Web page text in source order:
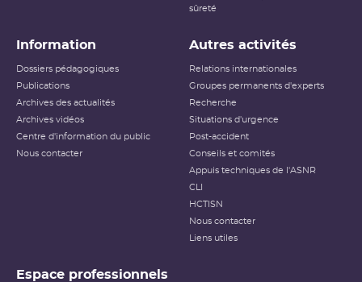
sûreté
Information
Dossiers pédagogiques
Publications
Archives des actualités
Archives vidéos
Centre d'information du public
Nous contacter
Autres activités
Relations internationales
Groupes permanents d'experts
Recherche
Situations d'urgence
Post-accident
Conseils et comités
Appuis techniques de l'ASNR
CLI
HCTISN
Nous contacter
Liens utiles
Espace professionnels